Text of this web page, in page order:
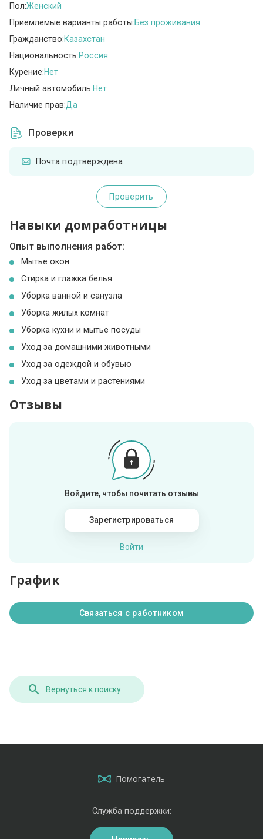
Пол:Женский
Приемлемые варианты работы:Без проживания
Гражданство:Казахстан
Национальность:Россия
Курение:Нет
Личный автомобиль:Нет
Наличие прав:Да
Проверки
Почта подтверждена
Проверить
Навыки домработницы
Опыт выполнения работ:
Мытье окон
Стирка и глажка белья
Уборка ванной и санузла
Уборка жилых комнат
Уборка кухни и мытье посуды
Уход за домашними животными
Уход за одеждой и обувью
Уход за цветами и растениями
Отзывы
Войдите, чтобы почитать отзывы
Зарегистрироваться
Войти
График
Связаться с работником
Вернуться к поиску
Помогатель
Служба поддержки: